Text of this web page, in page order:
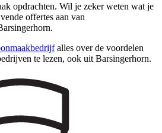
opdrachten. Wil je zeker weten wat je
offertes aan van
alles over de voordelen
te lezen, ook uit Barsingerhorn.